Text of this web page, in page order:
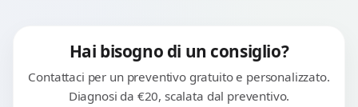
Hai bisogno di un consiglio?
Contattaci per un preventivo gratuito e personalizzato.
Diagnosi da €20, scalata dal preventivo.